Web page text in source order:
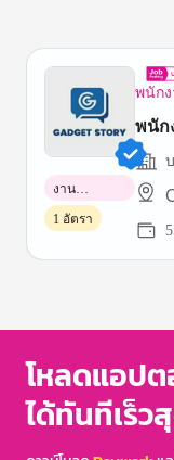
พนัก
พนัก
งาน
พาร์ทไทม์
1 อัตรา
of
โหลดแอป
ได้ทันทีเร็ว